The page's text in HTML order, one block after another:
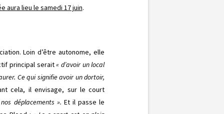
aura lieu le samedi 17 juin.
Loin d’être autonome, elle
principal serait« d’avoir un local
Ce qui signifie avoir un dortoir,
cela, il envisage, sur le court
déplacements ». Et il passe le